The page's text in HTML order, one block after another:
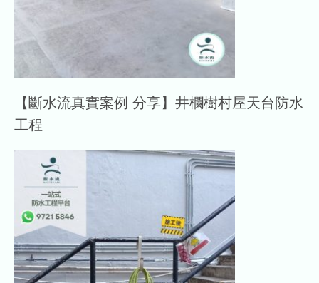
【斷水流真實案例 分享】井欄樹村屋天台防水
工程